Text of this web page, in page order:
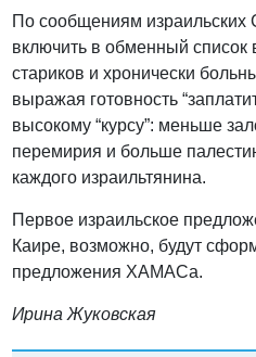
По сообщениям израильских
включить в обменный
стариков и хронически
выражая готовность
высокому “курсу”: меньше
перемирия и больше
каждого израильтянина.
Первое израильское
Каире, возможно, будут
предложения ХАМАСа.
Ирина Жуковская